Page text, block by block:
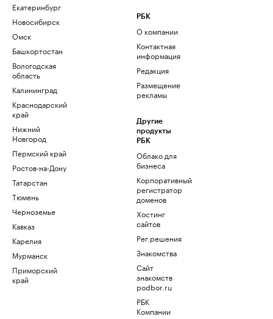
Екатеринбург
Новосибирск
Омск
Башкортостан
Вологодская
область
Калининград
Краснодарский
край
Нижний
Новгород
Пермский край
Ростов-на-Дону
Татарстан
Тюмень
Черноземье
Кавказ
Карелия
Мурманск
Приморский
край
РБК
О компании
Контактная
информация
Редакция
Размещение
рекламы
Другие
продукты
РБК
Облако для
бизнеса
Корпоративный
регистратор
доменов
Хостинг
сайтов
Рег.решения
Знакомства
Сайт
знакомств
podbor.ru
РБК
Компании